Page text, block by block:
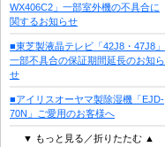
WX406C2」一部室外機の不具合に
関するお知らせ
■東芝製液晶テレビ「42J8・47J8」
一部不具合の保証期間延長のお知ら
せ
■アイリスオーヤマ製除湿機「EJD-
70N」ご愛用のお客様へ
▼ もっと見る／折りたたむ ▲